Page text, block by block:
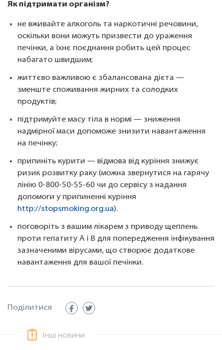
Як підтримати організм?
не вживайте алкоголь та наркотичні речовини,
оскільки вони можуть призвести до ураження
печінки, а їхнє поєднання робить цей процес
набагато швидшим;
життєво важливою є збалансована дієта —
зменште споживання жирних та солодких
продуктів;
підтримуйте масу тіла в нормі — зниження
надмірної маси допоможе знизити навантаження
на печінку;
припиніть курити — відмова від куріння знижує
ризик розвитку раку (можна звернутися на гарячу
лінію 0-800-50-55-60 чи до сервісу з надання
допомоги у припиненні куріння
http://stopsmoking.org.ua).
поговоріть з вашим лікарем з приводу щеплень
проти гепатиту A і B для попередження інфікування
зазначеними вірусами, що створює додаткове
навантаження для вашої печінки.
Поділитися
Інші новини